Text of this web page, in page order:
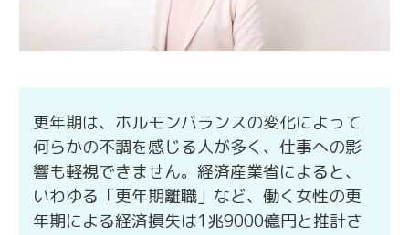
更年期は、ホルモンバランスの変化によって
何らかの不調を感じる人が多く、仕事への影
響も軽視できません。経済産業省によると、
いわゆる「更年期離職」など、働く女性の更
年期による経済損失は1兆9000億円と推計さ